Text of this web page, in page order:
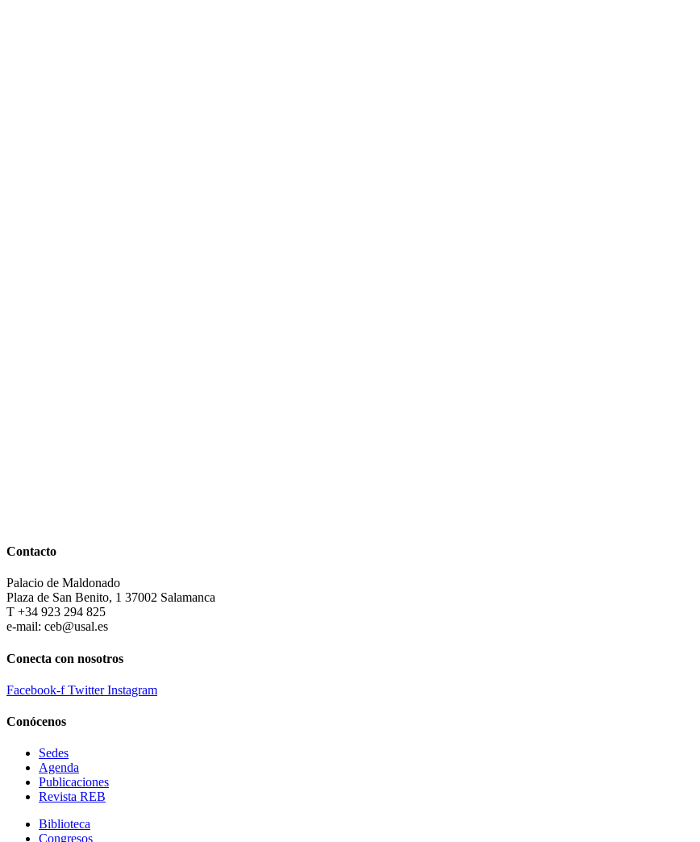
Contacto
Palacio de Maldonado
Plaza de San Benito, 1 37002 Salamanca
T +34 923 294 825
e-mail: ceb@usal.es
Conecta con nosotros
Facebook-f Twitter Instagram
Conócenos
Sedes
Agenda
Publicaciones
Revista REB
Biblioteca
Congresos